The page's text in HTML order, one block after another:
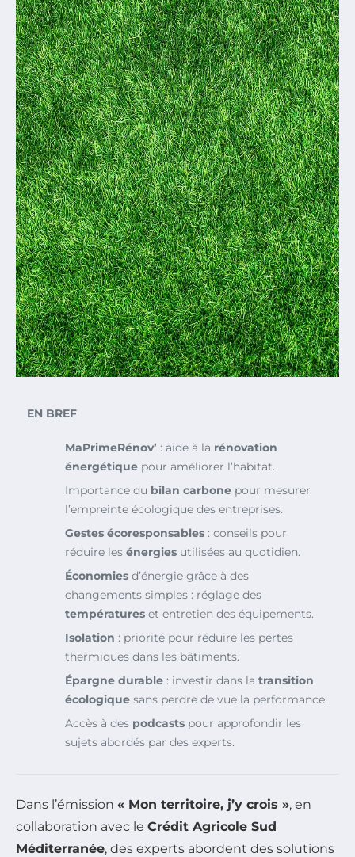
EN BREF
MaPrimeRénov’ : aide à la rénovation
énergétique pour améliorer l’habitat.
Importance du bilan carbone pour mesurer
l’empreinte écologique des entreprises.
Gestes écoresponsables : conseils pour
réduire les énergies utilisées au quotidien.
Économies d’énergie grâce à des
changements simples : réglage des
températures et entretien des équipements.
Isolation : priorité pour réduire les pertes
thermiques dans les bâtiments.
Épargne durable : investir dans la transition
écologique sans perdre de vue la performance.
Accès à des podcasts pour approfondir les
sujets abordés par des experts.
Dans l’émission « Mon territoire, j’y crois », en
collaboration avec le Crédit Agricole Sud
Méditerranée, des experts abordent des solutions